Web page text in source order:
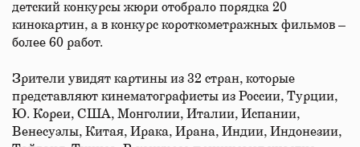
детский конкурсы жюри отобрало порядка 20
кинокартин, а в конкурс короткометражных фильмов –
более 60 работ.
Зрители увидят картины из 32 стран, которые
представляют кинематографисты из России, Турции,
Ю. Кореи, США, Монголии, Италии, Испании,
Венесуэлы, Китая, Ирака, Ирана, Индии, Индонезии,